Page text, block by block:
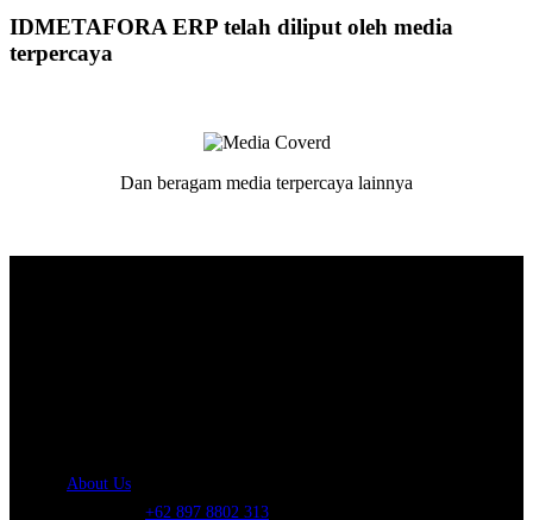
IDMETAFORA ERP telah diliput oleh media
terpercaya
Dan beragam media terpercaya lainnya
About Us
+62 897 8802 313